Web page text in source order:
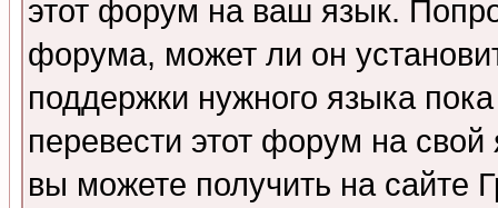
этот форум на ваш язык.
форума, может ли он
поддержки нужного языка
перевести этот форум на
вы можете получить на сайте